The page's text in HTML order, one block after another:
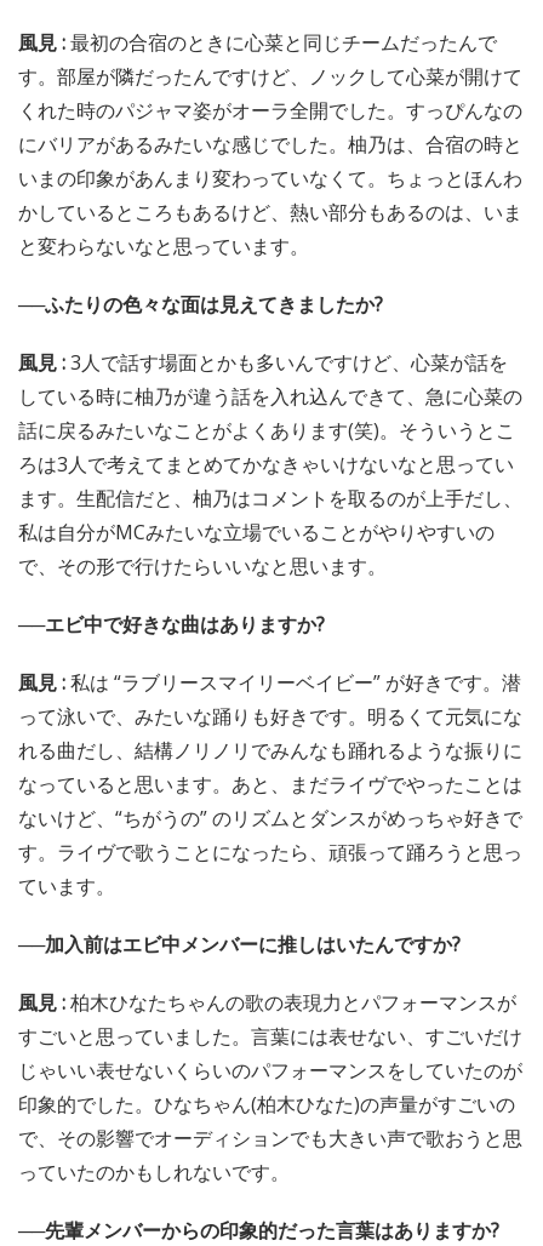
風見 :最初の合宿のときに心菜と同じチームだったんで
す。部屋が隣だったんですけど、ノックして心菜が開けて
くれた時のパジャマ姿がオーラ全開でした。すっぴんなの
にバリアがあるみたいな感じでした。柚乃は、合宿の時と
いまの印象があんまり変わっていなくて。ちょっとほんわ
かしているところもあるけど、熱い部分もあるのは、いま
と変わらないなと思っています。
──ふたりの色々な面は見えてきましたか?
風見 :3人で話す場面とかも多いんですけど、心菜が話を
している時に柚乃が違う話を入れ込んできて、急に心菜の
話に戻るみたいなことがよくあります(笑)。そういうとこ
ろは3人で考えてまとめてかなきゃいけないなと思ってい
ます。生配信だと、柚乃はコメントを取るのが上手だし、
私は自分がMCみたいな立場でいることがやりやすいの
で、その形で行けたらいいなと思います。
──エビ中で好きな曲はありますか?
風見 :私は “ラブリースマイリーベイビー” が好きです。潜
って泳いで、みたいな踊りも好きです。明るくて元気にな
れる曲だし、結構ノリノリでみんなも踊れるような振りに
なっていると思います。あと、まだライヴでやったことは
ないけど、“ちがうの” のリズムとダンスがめっちゃ好きで
す。ライヴで歌うことになったら、頑張って踊ろうと思っ
ています。
──加入前はエビ中メンバーに推しはいたんですか?
風見 :柏木ひなたちゃんの歌の表現力とパフォーマンスが
すごいと思っていました。言葉には表せない、すごいだけ
じゃいい表せないくらいのパフォーマンスをしていたのが
印象的でした。ひなちゃん(柏木ひなた)の声量がすごいの
で、その影響でオーディションでも大きい声で歌おうと思
っていたのかもしれないです。
──先輩メンバーからの印象的だった言葉はありますか?